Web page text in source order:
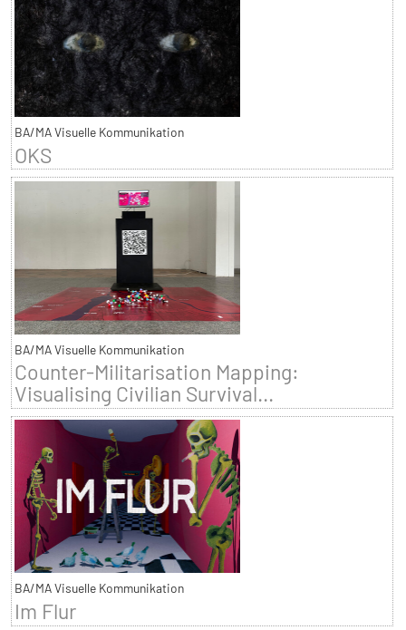
BA/MA Visuelle Kommunikation
OKS
BA/MA Visuelle Kommunikation
Counter-Militarisation Mapping:
Visualising Civilian Survival...
BA/MA Visuelle Kommunikation
Im Flur